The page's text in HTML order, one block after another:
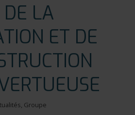
LA
ET DE
, Groupe